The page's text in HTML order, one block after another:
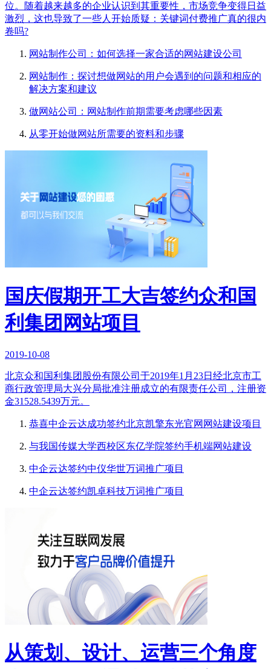
位。随着越来越多的企业认识到其重要性，市场竞争变得日益
激烈，这也导致了一些人开始质疑：关键词付费推广真的很内
卷吗?
网站制作公司：如何选择一家合适的网站建设公司
网站制作：探讨想做网站的用户会遇到的问题和相应的
解决方案和建议
做网站公司：网站制作前期需要考虑哪些因素
从零开始做网站所需要的资料和步骤
国庆假期开工大吉签约众和国
利集团网站项目
2019-10-08
北京众和国利集团股份有限公司于2019年1月23日经北京市工
商行政管理局大兴分局批准注册成立的有限责任公司，注册资
金31528.5439万元。
恭喜中企云达成功签约北京凯擎东光官网网站建设项目
与我国传媒大学西校区东亿学院签约手机端网站建设
中企云达签约中仪华世万词推广项目
中企云达签约凯卓科技万词推广项目
从策划、设计、运营三个角度